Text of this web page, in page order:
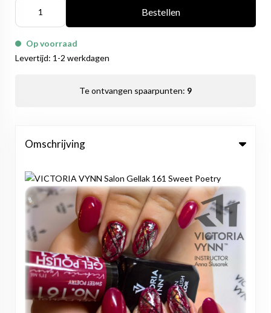
Bestellen
Op voorraad
Levertijd: 1-2 werkdagen
Te ontvangen spaarpunten: 9
Omschrijving